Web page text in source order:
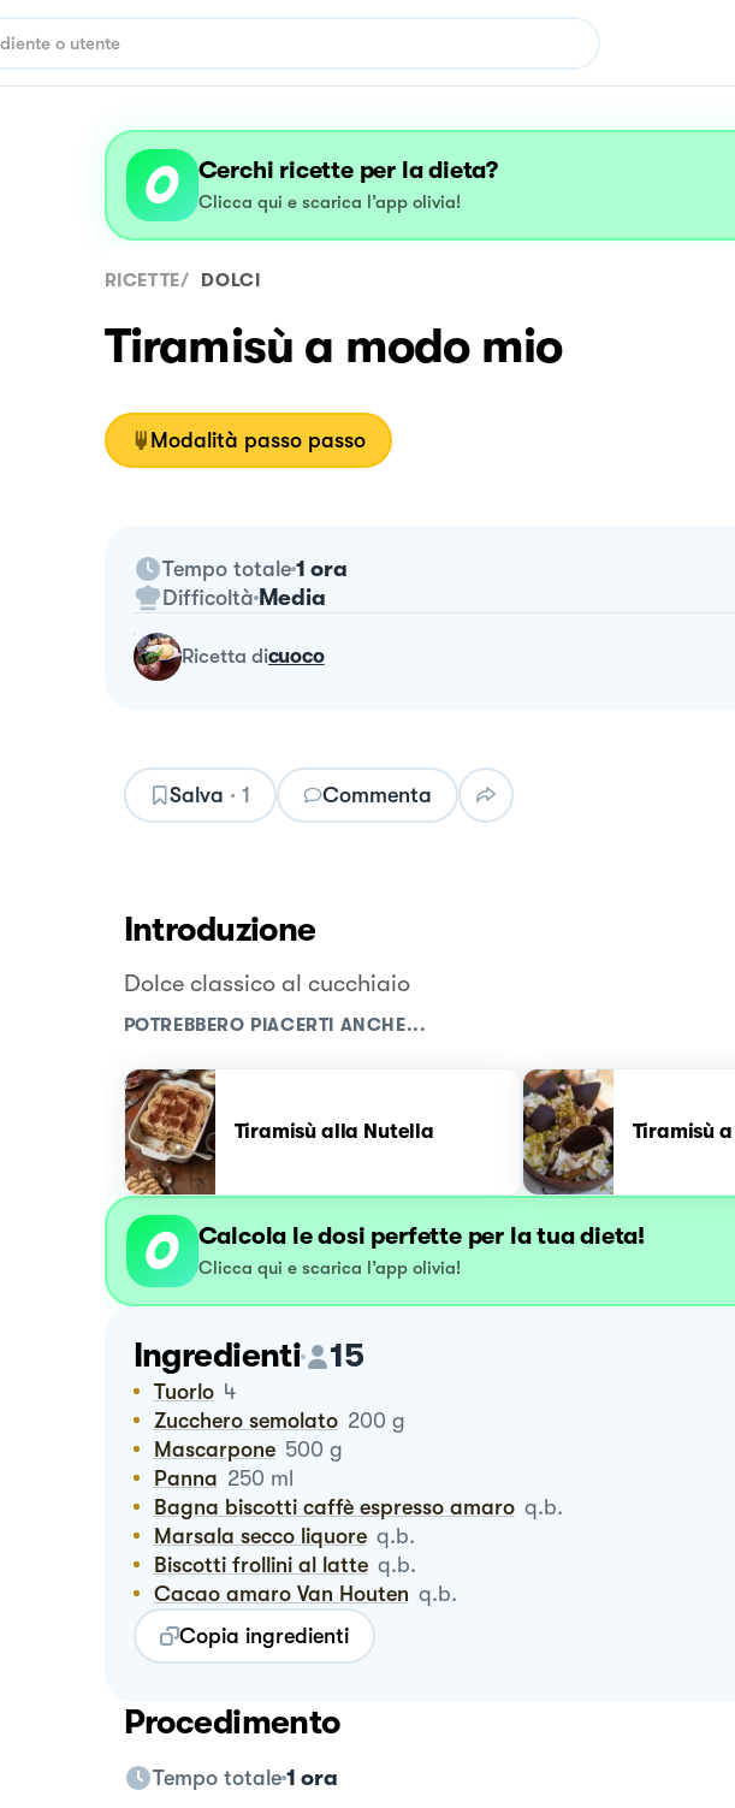
Cerchi ricette per la dieta?
Clicca qui e scarica l’app olivia!
RICETTE/ DOLCI
Tiramisù a modo mio
Modalità passo passo
Tempo totale 1 ora
Difficoltà Media
ricetta dicuoco
Salva · 1 Commenta
Introduzione
Dolce classico al cucchiaio
POTREBBERO PIACERTI ANCHE...
Tiramisù alla Nutella Tiramisù
Calcola le dosi perfette per la tua dieta!
Clicca qui e scarica l’app olivia!
Ingredienti 15
Tuorlo 4
Zucchero semolato 200 g
Mascarpone 500 g
Panna 250 ml
Bagna biscotti caffè espresso amaro q.b.
Marsala secco liquore q.b.
Biscotti frollini al latte q.b.
Cacao amaro Van Houten q.b.
Copia ingredienti
Procedimento
Tempo totale 1 ora